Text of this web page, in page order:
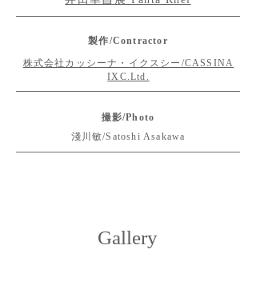
製作/Contractor
株式会社カッシーナ・イクスシー/CASSINA
IXC.Ltd.
撮影/Photo
淺川敏/Satoshi Asakawa
Gallery